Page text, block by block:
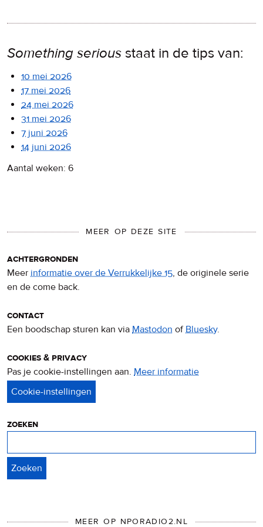
Something serious staat in de tips van:
10 mei 2026
17 mei 2026
24 mei 2026
31 mei 2026
7 juni 2026
14 juni 2026
Aantal weken: 6
MEER OP DEZE SITE
achtergronden
Meer informatie over de Verrukkelijke 15, de originele serie
en de come back.
contact
Een boodschap sturen kan via Mastodon ofBluesky.
cookies & privacy
Pas je cookie-instellingen aan. Meer informatie
zoeken
MEER OP NPORADIO2.NL